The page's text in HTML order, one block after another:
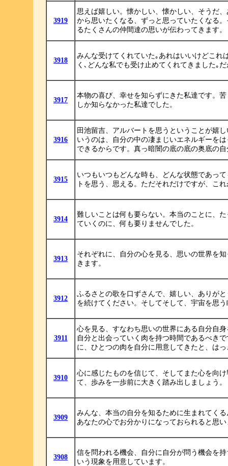
3919
思えば嬉しい。懐かしい、懐かしい、そうだ
から思いたくなる、ずっと思っていたくなる
るたくさんの仲間達の思いが伝わってきます。
3918
みんな受けてくれていた｡あれはいいけどこれ
く､どんな私でも受け止めてくれてきました｡
3917
本物の喜び、幸せを知らずにきた私達です。
しか知らなかった私達でした。
3916
田池留吉、アルバートを思うということが嬉
いうのは、自分の中の凄まじいエネルギーを
できるからです。真っ暗闇の底の底の奥底の
3915
いつもいつもどんな時も、どんな状態であっ
トを思う、思える。ただそれだけですが、こ
3914
難しいことは何も要らない。本当のことに、
ていくのに、何も要りませんでした。
3913
それぞれに、自分の心を見る、思いの世界を
きます。
3912
ふるさとの歌を口ずさんで、嬉しい、ありが
を続けてください。そしてそして、宇宙を思
3911
心を見る、すなわち思いの世界にある自分自
自分と出会っていく肉を持つ時間であるべき
に、ひとつの肉を自分に用意してきたと、は
3910
心に感じたものを信じて、そしてまた心を向
て、歩みを一歩前に大きく踏み出しましょう。
3909
みんな、本当の自分を知るために生まれてく
あなたの心でお分かりになっておられると思
3908
信を問われる機会、自分に自分が問う機会を
いう現象を用意しています。